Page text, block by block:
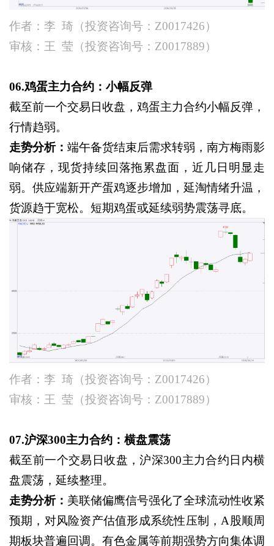
作者：李 琦（投资咨询号： Z0017426）
审核：王 莹（投资咨询号： Z0017889）
06.鸡蛋主力合约：小幅反弹
截至前一个交易日收盘，鸡蛋主力合约小幅反弹，
行情趋弱。
走势分析： 端午备货结束后需求转弱，南方梅雨影
响储存，现货持续回落拖累盘面，近几日明显走
弱。供应端新开产蛋鸡逐步增加，延淘情绪升温，
货源趋于宽松。短期鸡蛋或延续弱势震荡寻底。
作者：李 琦（投资咨询号： Z0017426）
审核：王 莹（投资咨询号： Z0017889）
07.沪深300主力合约：横盘震荡
截至前一个交易日收盘，沪深300主力合约日内横
盘震荡，延续整理。
走势分析： 美联储偏鹰信号强化了全球流动性收紧
预期，对风险资产估值形成系统性压制，A股顺周
期板块普遍回调。有色金属等前期强势方向集体调